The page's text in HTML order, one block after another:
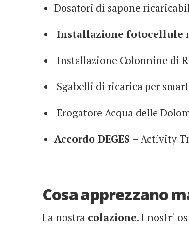
Dosatori di sapone
Installazione fotocellule
Installazione Colonnine di
Sgabelli di ricarica per
Erogatore Acqua delle
Accordo DEGES – Activity
Cosa apprezzano
La nostra colazione. I nostri